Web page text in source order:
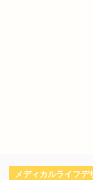
メディカルライフデ